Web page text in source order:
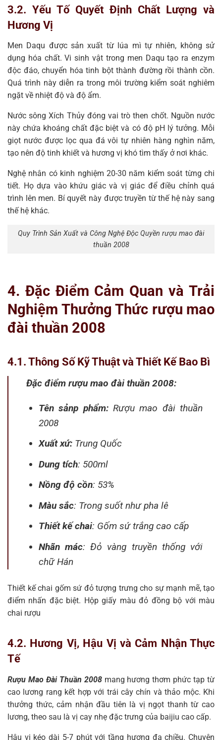
3.2. Yếu Tố Quyết Định Chất Lượng và
Hương Vị
Men Daqu được sản xuất từ lúa mì tự nhiên, không sử
dụng hóa chất. Vi sinh vật trong men Daqu tạo ra enzym
độc đáo, chuyển hóa tinh bột thành đường rồi thành cồn.
Quá trình này diễn ra trong môi trường kiểm soát nghiêm
ngặt về nhiệt độ và độ ẩm.
Nước sông Xích Thủy đóng vai trò then chốt. Nguồn nước
này chứa khoáng chất đặc biệt và có độ pH lý tưởng. Mỗi
giọt nước được lọc qua đá vôi tự nhiên hàng nghìn năm,
tạo nên độ tinh khiết và hương vị khó tìm thấy ở nơi khác.
Nghệ nhân có kinh nghiệm 20-30 năm kiểm soát từng chi
tiết. Họ dựa vào khứu giác và vị giác để điều chỉnh quá
trình lên men. Bí quyết này được truyền từ thế hệ này sang
thế hệ khác.
Quy Trình Sản Xuất và Công Nghệ Độc Quyền rượu mao đài
thuần 2008
4. Đặc Điểm Cảm Quan và Trải
Nghiệm Thưởng Thức rượu mao
đài thuần 2008
4.1. Thông Số Kỹ Thuật và Thiết Kế Bao Bì
Đặc điểm rượu mao đài thuần 2008:
Tên sảnp phẩm: Rượu mao đài thuần
2008
Xuất xứ: Trung Quốc
Dung tích: 500ml
Nồng độ cồn: 53%
Màu sắc: Trong suốt như pha lê
Thiết kế chai: Gốm sứ trắng cao cấp
Nhãn mác: Đỏ vàng truyền thống với
chữ Hán
Thiết kế chai gốm sứ đỏ tượng trưng cho sự mạnh mẽ, tạo
điểm nhấn đặc biệt. Hộp giấy màu đỏ đồng bộ với màu
chai rượu
4.2. Hương Vị, Hậu Vị và Cảm Nhận Thực
Tế
Rượu Mao Đài Thuần 2008mang hương thơm phức tạp từ
cao lương rang kết hợp với trái cây chín và thảo mộc. Khi
thưởng thức, cảm nhận đầu tiên là vị ngọt thanh từ cao
lương, theo sau là vị cay nhẹ đặc trưng của baijiu cao cấp.
Hậu vị kéo dài 5-7 phút với tầng hương đa chiều. Chuyên